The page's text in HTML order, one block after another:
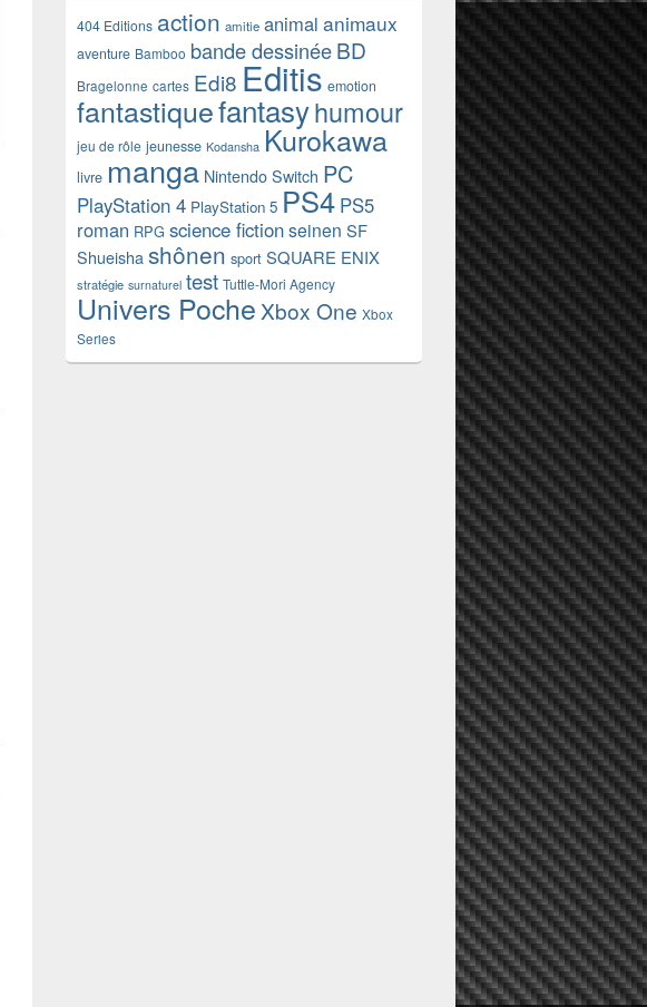
404 Editions action amitie animal animaux
aventure Bamboo bande dessinéeBD
Bragelonne cartes Edi8 Editis emotion
fantastiquefantasyhumour
jeu de rôle jeunesse Kodansha Kurokawa
livre manga Nintendo Switch PC
PlayStation 4 PlayStation 5 PS4 PS5
roman RPG science fictionseinen SF
Shueisha shônen sport SQUARE ENIX
stratégie surnaturel test Tuttle-Mori Agency
Univers Poche Xbox One Xbox
Series